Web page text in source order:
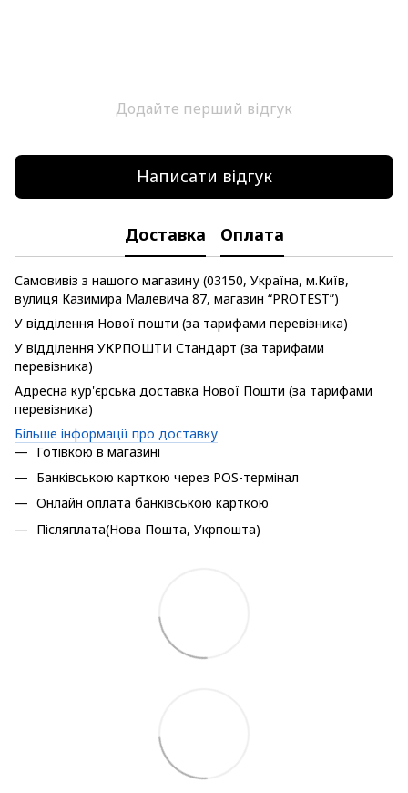
Додайте перший відгук
Написати відгук
Доставка Оплата
Самовивіз з нашого магазину (03150, Україна, м.Київ,
вулиця Казимира Малевича 87, магазин “PROTEST”)
У відділення Нової пошти (за тарифами перевізника)
У відділення УКРПОШТИ Стандарт (за тарифами
перевізника)
Адресна кур'єрська доставка Нової Пошти (за тарифами
перевізника)
Більше інформації про доставку
Готівкою в магазині
Банківською карткою через POS-термінал
Онлайн оплата банківською карткою
Післяплата(Нова Пошта, Укрпошта)